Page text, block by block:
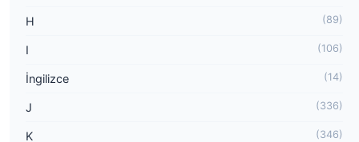
H (89)
I (106)
İngilizce (14)
J (336)
K (346)